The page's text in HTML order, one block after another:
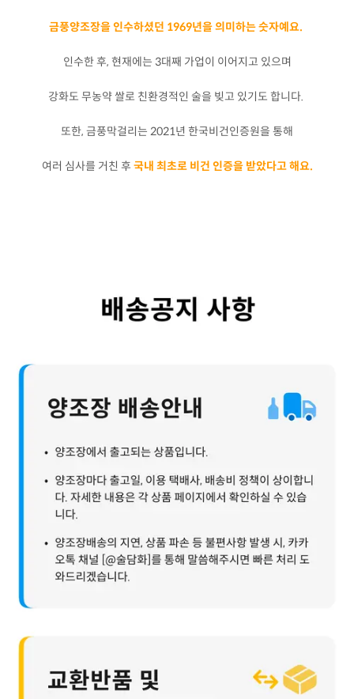
금풍양조장을 인수하셨던 1969년을 의미하는 숫자예요.
인수한 후, 현재에는 3대째 가업이 이어지고 있으며
강화도 무농약 쌀로 친환경적인 술을 빚고 있기도 합니다.
또한, 금풍막걸리는 2021년 한국비건인증원을 통해
여러 심사를 거친 후 국내 최초로 비건 인증을 받았다고 해요.